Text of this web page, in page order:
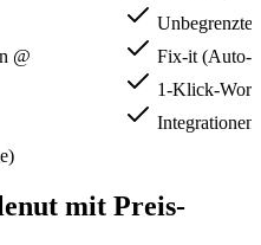
@
Fix-it (Auto-
1-Klick-
Integrationen
mit Preis-